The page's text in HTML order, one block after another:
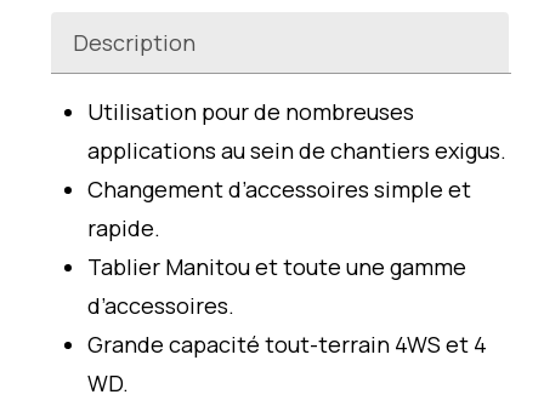
Description
Utilisation pour de nombreuses
applications au sein de chantiers exigus.
Changement d’accessoires simple et
rapide.
Tablier Manitou et toute une gamme
d’accessoires.
Grande capacité tout-terrain 4WS et 4
WD.